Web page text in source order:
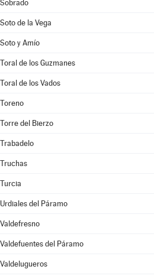
Sobrado
Soto de la Vega
Soto y Amío
Toral de los Guzmanes
Toral de los Vados
Toreno
Torre del Bierzo
Trabadelo
Truchas
Turcia
Urdiales del Páramo
Valdefresno
Valdefuentes del Páramo
Valdelugueros